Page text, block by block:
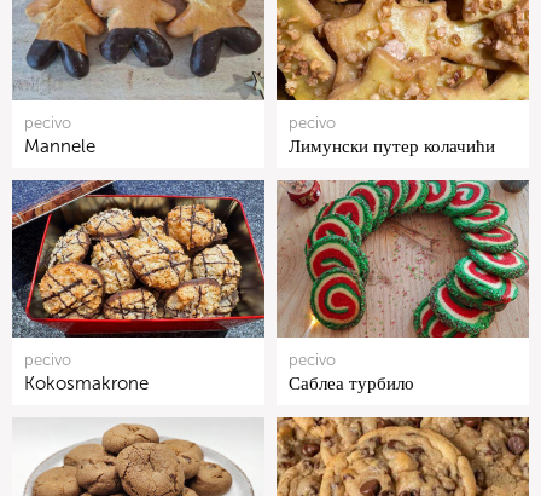
pecivo
Mannele
pecivo
Лимунски путер колачићи
pecivo
Kokosmakrone
pecivo
Саблеа турбило